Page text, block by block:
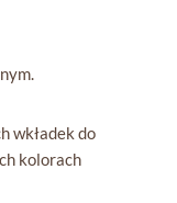
wkładek do
kolorach